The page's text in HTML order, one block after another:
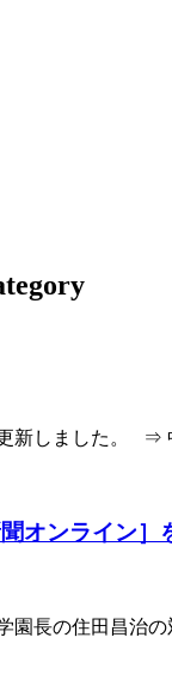
新しました。 ⇒
オンライン］
園長の住田昌治